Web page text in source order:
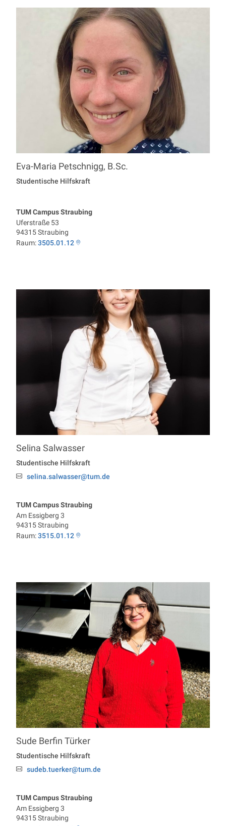
Eva-Maria Petschnigg, B.Sc.
Professur Economics
Studentische Hilfskraft
TUM Campus Straubing
Uferstraße 53
94315Straubing
Raum:3505.01.12
Selina Salwasser
Professur Economics
Studentische Hilfskraft
Email:selina.salwasser@tum.de
TUM Campus Straubing
Am Essigberg 3
94315Straubing
Raum:3515.01.12
Sude Berfin Türker
Professur Economics
Studentische Hilfskraft
Email:sudeb.tuerker@tum.de
TUM Campus Straubing
Am Essigberg 3
94315Straubing